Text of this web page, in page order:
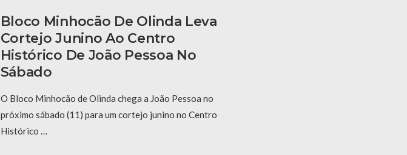
Bloco Minhocão De Olinda Leva
Cortejo Junino Ao Centro
Histórico De João Pessoa No
Sábado
O Bloco Minhocão de Olinda chega a João Pessoa no
próximo sábado (11) para um cortejo junino no Centro
Histórico …